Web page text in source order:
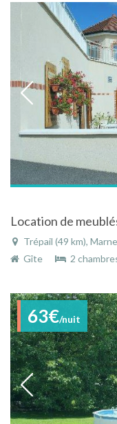
Trépail (49 km),
Gîte
2
63€/nuit